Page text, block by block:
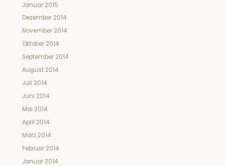
Januar 2015
Dezember 2014
November 2014
Oktober 2014
September 2014
August 2014
Juli 2014
Juni 2014
Mai 2014
April 2014
März 2014
Februar 2014
Januar 2014